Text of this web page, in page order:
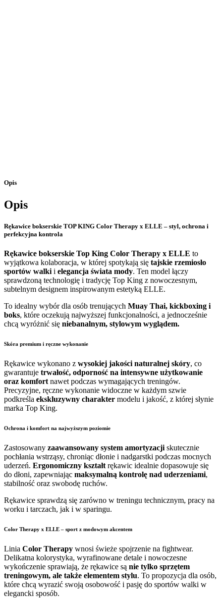
Opis
Opis
Rękawice bokserskie TOP KING Color Therapy x ELLE – styl, ochrona i
perfekcyjna kontrola
Rękawice bokserskie Top King Color Therapy x ELLE to
wyjątkowa kolaboracja, w której spotykają się tajskie rzemiosło
sportów walki i elegancja świata mody. Ten model łączy
sprawdzoną technologię i tradycję Top King z nowoczesnym,
subtelnym designem inspirowanym estetyką ELLE.
To idealny wybór dla osób trenujących Muay Thai, kickboxing i
boks, które oczekują najwyższej funkcjonalności, a jednocześnie
chcą wyróżnić się niebanalnym, stylowym wyglądem.
Skóra premium i ręczne wykonanie
Rękawice wykonano z wysokiej jakości naturalnej skóry, co
gwarantuje trwałość, odporność na intensywne użytkowanie
oraz komfort nawet podczas wymagających treningów.
Precyzyjne, ręczne wykonanie widoczne w każdym szwie
podkreśla ekskluzywny charakter modelu i jakość, z której słynie
marka Top King.
Ochrona i komfort na najwyższym poziomie
Zastosowany zaawansowany system amortyzacji skutecznie
pochłania wstrząsy, chroniąc dłonie i nadgarstki podczas mocnych
uderzeń. Ergonomiczny kształt rękawic idealnie dopasowuje się
do dłoni, zapewniając maksymalną kontrolę nad uderzeniami,
stabilność oraz swobodę ruchów.
Rękawice sprawdzą się zarówno w treningu technicznym, pracy na
worku i tarczach, jak i w sparingu.
Color Therapy x ELLE – sport z modowym akcentem
Linia Color Therapy wnosi świeże spojrzenie na fightwear.
Delikatna kolorystyka, wyrafinowane detale i nowoczesne
wykończenie sprawiają, że rękawice są nie tylko sprzętem
treningowym, ale także elementem stylu. To propozycja dla osób,
które chcą wyrazić swoją osobowość i pasję do sportów walki w
elegancki sposób.